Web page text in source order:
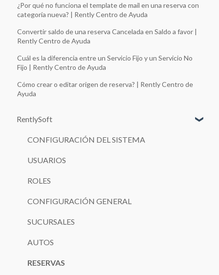
¿Por qué no funciona el template de mail en una reserva con
categoría nueva? | Rently Centro de Ayuda
Convertir saldo de una reserva Cancelada en Saldo a favor |
Rently Centro de Ayuda
Cuál es la diferencia entre un Servicio Fijo y un Servicio No
Fijo | Rently Centro de Ayuda
Cómo crear o editar origen de reserva? | Rently Centro de
Ayuda
RentlySoft
CONFIGURACIÓN DEL SISTEMA
USUARIOS
ROLES
CONFIGURACIÓN GENERAL
SUCURSALES
AUTOS
RESERVAS